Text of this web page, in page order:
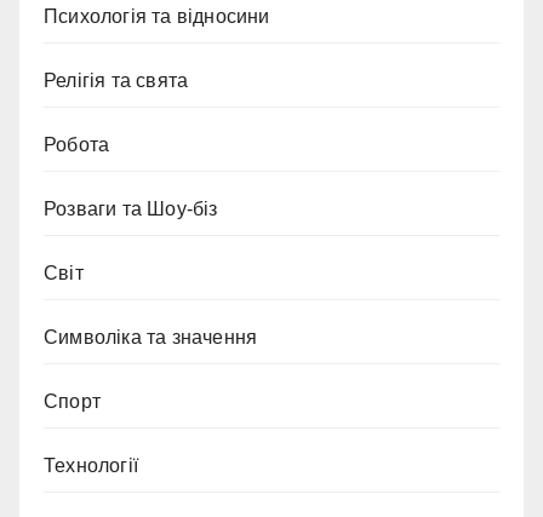
Психологія та відносини
Релігія та свята
Робота
Розваги та Шоу-біз
Світ
Символіка та значення
Спорт
Технології